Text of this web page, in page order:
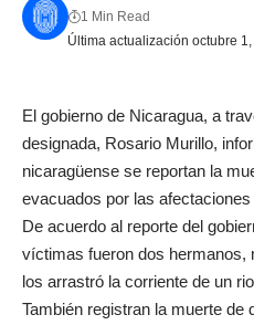
Última actualización octubre 1,
1 Min Read
El gobierno de Nicaragua, a
designada, Rosario Murillo,
nicaragüense se reportan la
evacuados por las
De acuerdo al reporte del
víctimas fueron dos hermanos,
los arrastró la corriente de un
También registran la muerte de